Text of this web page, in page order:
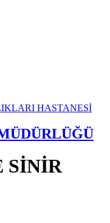
SİNİR